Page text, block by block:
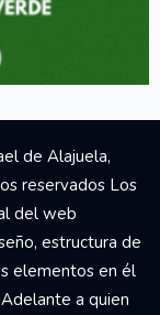
de Alajuela,
reservados Los
del web
estructura de
elementos en él
a quien